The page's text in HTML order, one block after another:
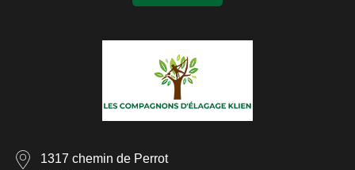
1317 chemin de Perrot